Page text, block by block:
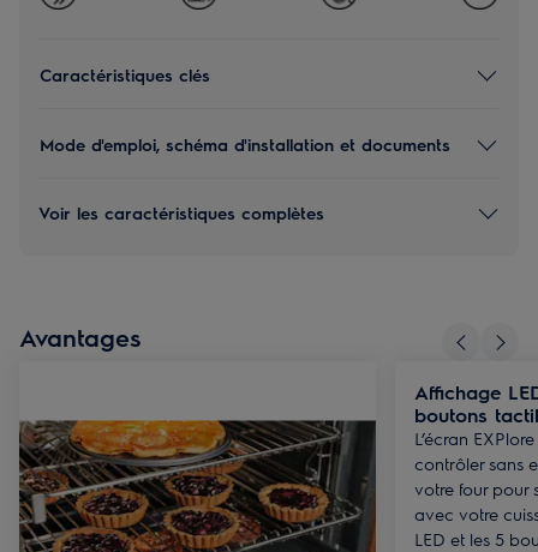
Caractéristiques clés
Mode d'emploi, schéma d'installation et documents
Voir les caractéristiques complètes
Avantages
Affichage
boutons
L’écran
contrôler sans
votre four pour
avec votre
LED et les 5